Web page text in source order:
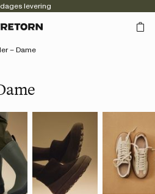
levering
– Dame